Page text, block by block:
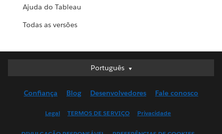
Ajuda do Tableau
Todas as versões
Português
Português
English (UK)
Confiança Blog Desenvolvedores Fale conosco
Legal TERMOS DE SERVIÇO Privacidade